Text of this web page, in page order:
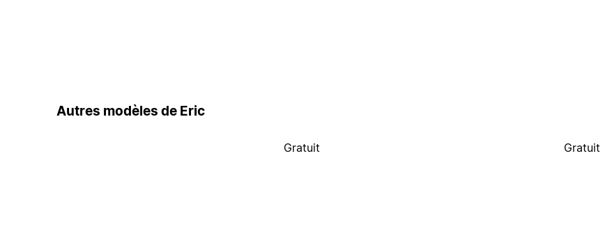
Autres modèles de Eric
Gratuit Gratuit